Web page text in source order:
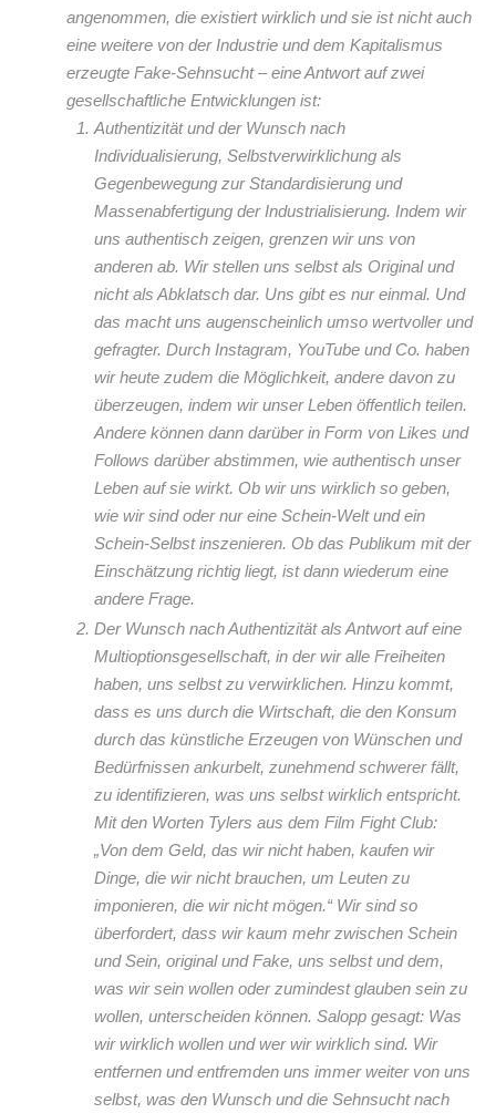
angenommen, die existiert wirklich und sie ist nicht auch
eine weitere von der Industrie und dem Kapitalismus
erzeugte Fake-Sehnsucht – eine Antwort auf zwei
gesellschaftliche Entwicklungen ist:
Authentizität und der Wunsch nach
Individualisierung, Selbstverwirklichung als
Gegenbewegung zur Standardisierung und
Massenabfertigung der Industrialisierung. Indem wir
uns authentisch zeigen, grenzen wir uns von
anderen ab. Wir stellen uns selbst als Original und
nicht als Abklatsch dar. Uns gibt es nur einmal. Und
das macht uns augenscheinlich umso wertvoller und
gefragter. Durch Instagram, YouTube und Co. haben
wir heute zudem die Möglichkeit, andere davon zu
überzeugen, indem wir unser Leben öffentlich teilen.
Andere können dann darüber in Form von Likes und
Follows darüber abstimmen, wie authentisch unser
Leben auf sie wirkt. Ob wir uns wirklich so geben,
wie wir sind oder nur eine Schein-Welt und ein
Schein-Selbst inszenieren. Ob das Publikum mit der
Einschätzung richtig liegt, ist dann wiederum eine
andere Frage.
Der Wunsch nach Authentizität als Antwort auf eine
Multioptionsgesellschaft, in der wir alle Freiheiten
haben, uns selbst zu verwirklichen. Hinzu kommt,
dass es uns durch die Wirtschaft, die den Konsum
durch das künstliche Erzeugen von Wünschen und
Bedürfnissen ankurbelt, zunehmend schwerer fällt,
zu identifizieren, was uns selbst wirklich entspricht.
Mit den Worten Tylers aus dem Film Fight Club:
„Von dem Geld, das wir nicht haben, kaufen wir
Dinge, die wir nicht brauchen, um Leuten zu
imponieren, die wir nicht mögen.“ Wir sind so
überfordert, dass wir kaum mehr zwischen Schein
und Sein, original und Fake, uns selbst und dem,
was wir sein wollen oder zumindest glauben sein zu
wollen, unterscheiden können. Salopp gesagt: Was
wir wirklich wollen und wer wir wirklich sind. Wir
entfernen und entfremden uns immer weiter von uns
selbst, was den Wunsch und die Sehnsucht nach